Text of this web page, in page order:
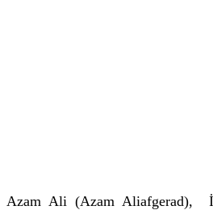
Azam Ali (Azam Aliafgerad),